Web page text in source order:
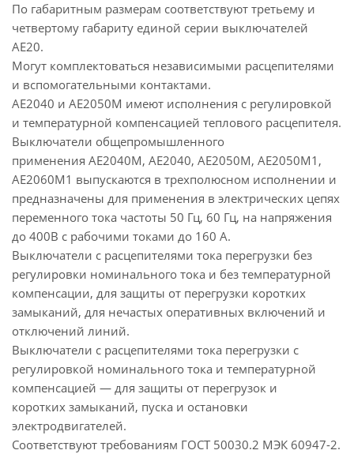
По габаритным размерам соответствуют третьему и
четвертому габариту единой серии выключателей
АЕ20.
Могут комплектоваться независимыми расцепителями
и вспомогательными контактами.
АЕ2040 и АЕ2050М имеют исполнения с регулировкой
и температурной компенсацией теплового расцепителя.
Выключатели общепромышленного
применения АЕ2040М, АЕ2040, АЕ2050М, АЕ2050М1,
АЕ2060М1 выпускаются в трехполюсном исполнении и
предназначены для применения в электрических цепях
переменного тока частоты 50 Гц, 60 Гц, на напряжения
до 400В с рабочими токами до 160 А.
Выключатели с расцепителями тока перегрузки без
регулировки номинального тока и без температурной
компенсации, для защиты от перегрузки коротких
замыканий, для нечастых оперативных включений и
отключений линий.
Выключатели с расцепителями тока перегрузки с
регулировкой номинального тока и температурной
компенсацией — для защиты от перегрузок и
коротких замыканий, пуска и остановки
электродвигателей.
Соответствуют требованиям ГОСТ 50030.2 МЭК 60947-2.